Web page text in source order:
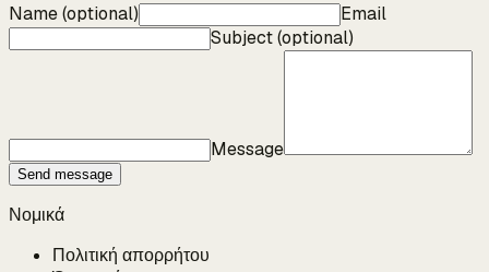
Name (optional)
Email
Subject (optional)
Message
Send message
Νομικά
Πολιτική απορρήτου